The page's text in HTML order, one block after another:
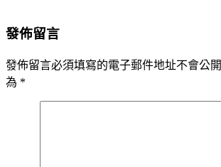
發佈留言
發佈留言必須填寫的電子郵件地址不會公開
為 *